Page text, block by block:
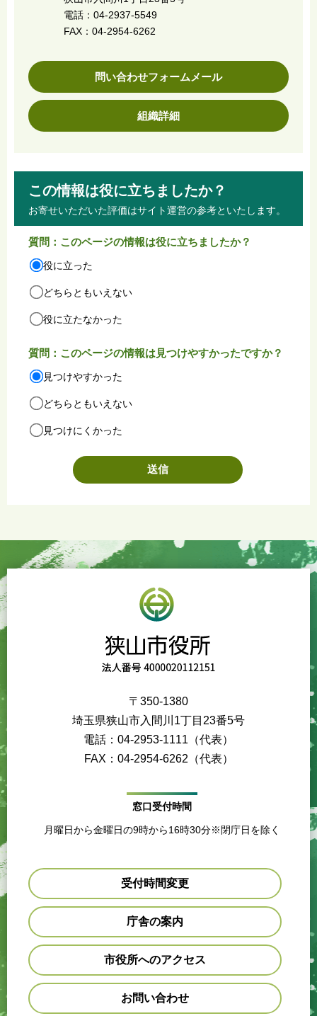
電話：04-2937-5549
FAX：04-2954-6262
問い合わせフォームメール
組織詳細
この情報は役に立ちましたか？
お寄せいただいた評価はサイト運営の参考といたします。
質問：このページの情報は役に立ちましたか？
役に立った
どちらともいえない
役に立たなかった
質問：このページの情報は見つけやすかったですか？
見つけやすかった
どちらともいえない
見つけにくかった
〒350-1380
埼玉県狭山市入間川1丁目23番5号
電話：04-2953-1111（代表）
FAX：04-2954-6262（代表）
窓口受付時間
月曜日から金曜日の9時から16時30分※閉庁日を除く
受付時間変更
庁舎の案内
市役所へのアクセス
お問い合わせ